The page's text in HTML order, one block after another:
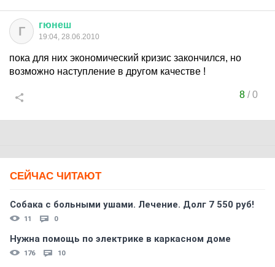
Г гюнеш
19:04, 28.06.2010
пока для них экономический кризис закончился, но
возможно наступление в другом качестве !
8/0
СЕЙЧАС ЧИТАЮТ
Собака с больными ушами. Лечение. Долг 7 550 руб!
11 0
Нужна помощь по электрике в каркасном доме
176 10